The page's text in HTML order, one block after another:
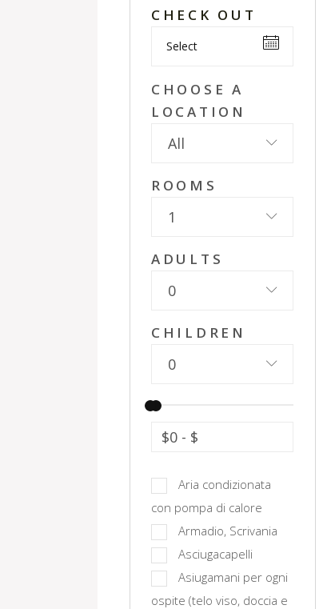
CHECK OUT
CHOOSE A
LOCATION
All
ROOMS
1
ADULTS
0
CHILDREN
0
$0 - $
Aria condizionata
con pompa di calore
Armadio, Scrivania
Asciugacapelli
Asiugamani per ogni
ospite (telo viso, doccia e